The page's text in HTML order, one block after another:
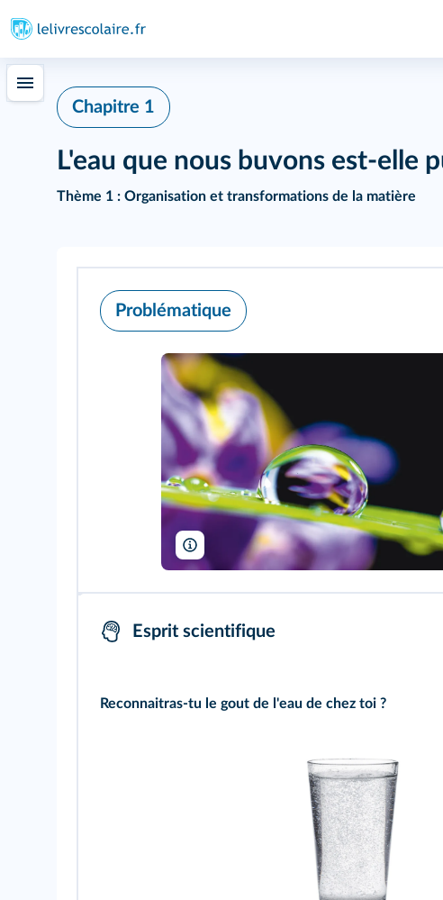
Chapitre 1
L'eau que nous buvons est-elle
Thème 1 : Organisation et transformations de la matière
Problématique
Josch13/Pixabay
Esprit scientifique
Reconnaitras-tu le gout de l'eau de chez toi ?